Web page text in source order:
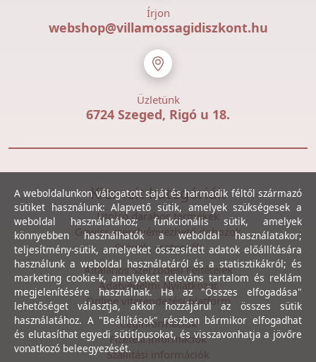
Írjon
webshop@villamossagidiszkont.hu
Üzletünk
6724 Szeged, Rigó u 18.
Kiemelt kategóriák
Utolsó darabos termékek
Gewiss szerelvényezhető dobozok
Csövek, csatornák
Általános Szerződési Feltételek
Adatvédelmi Nyilatkozat
Online vitarendezési platform
Céginformációk
Fizetési információk
Szállítási információk
A weboldalunkon válogatott saját és harmadik féltől származó
sütiket használunk: Alapvető sütik, amelyek szükségesek a
weboldal használatához; funkcionális sütik, amelyek
könnyebben használhatók a weboldal használatakor;
teljesítmény-sütik, amelyeket összesített adatok előállítására
használunk a weboldal használatáról és a statisztikákról; és
marketing cookie-k, amelyeket releváns tartalom és reklám
megjelenítésére használnak. Ha az "Összes elfogadása"
lehetőséget választja, akkor hozzájárul az összes sütik
használatához. A "Beállítások" részben bármikor elfogadhat
és elutasíthat egyedi sütitípusokat, és visszavonhatja a jövőre
vonatkozó beleegyezését.